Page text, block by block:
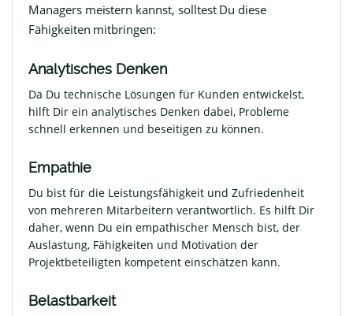
Managers meistern kannst, solltest Du diese
Fähigkeiten mitbringen:
Analytisches Denken
Da Du technische Lösungen für Kunden entwickelst,
hilft Dir ein analytisches Denken dabei, Probleme
schnell erkennen und beseitigen zu können.
Empathie
Du bist für die Leistungsfähigkeit und Zufriedenheit
von mehreren Mitarbeitern verantwortlich. Es hilft Dir
daher, wenn Du ein empathischer Mensch bist, der
Auslastung, Fähigkeiten und Motivation der
Projektbeteiligten kompetent einschätzen kann.
Belastbarkeit